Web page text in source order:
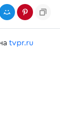
tvpr.ru